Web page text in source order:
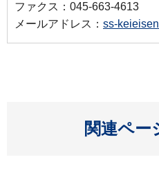
ファクス：045-663-4613
メールアドレス： ss-
関連ペー